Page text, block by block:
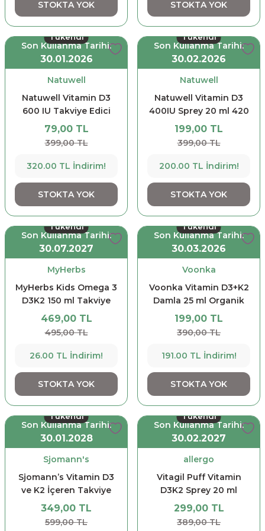
STOKTA YOK STOKTA YOK
Tükendi
Son Kullanma Tarihi:
30.01.2026
Natuwell
Natuwell Vitamin D3
600 IU Takviye Edici
Gıda 20 ml-140 Puf
Sprey
79,00 TL
399,00 TL
320.00 TL İndirim!
STOKTA YOK
Tükendi
Son Kullanma Tarihi:
30.02.2026
Natuwell
Natuwell Vitamin D3
400IU Sprey 20 ml 420
Damla - 140 Puf
199,00 TL
399,00 TL
200.00 TL İndirim!
STOKTA YOK
Tükendi
Son Kullanma Tarihi:
30.07.2027
MyHerbs
MyHerbs Kids Omega 3
D3K2 150 ml Takviye
Edici Gıda
469,00 TL
495,00 TL
26.00 TL İndirim!
STOKTA YOK
Tükendi
Son Kullanma Tarihi:
30.03.2026
Voonka
Voonka Vitamin D3+K2
Damla 25 ml Organik
Zeytinyağlı 800 Damla
199,00 TL
390,00 TL
191.00 TL İndirim!
STOKTA YOK
Tükendi
Son Kullanma Tarihi:
30.01.2028
Sjomann's
Sjomann’s Vitamin D3
ve K2 İçeren Takviye
Edici Gıda 30 Adet
Çiğnenebilir Jel Form
349,00 TL
599,00 TL
Tükendi
Son Kullanma Tarihi:
30.02.2027
allergo
Vitagil Puff Vitamin
D3K2 Sprey 20 ml
299,00 TL
389,00 TL